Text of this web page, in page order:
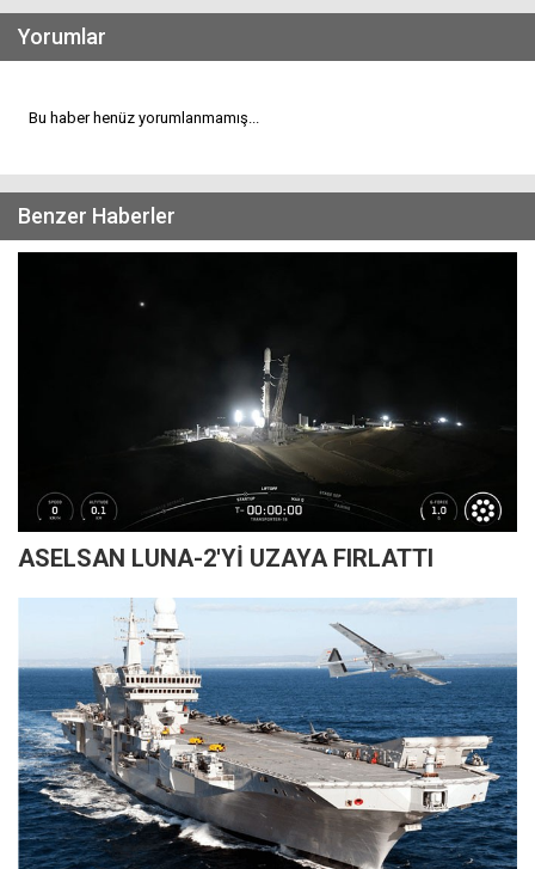
Yorumlar
Bu haber henüz yorumlanmamış...
Benzer Haberler
ASELSAN LUNA-2'Yİ UZAYA FIRLATTI